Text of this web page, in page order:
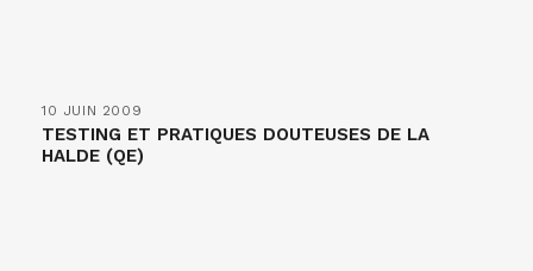
10 JUIN 2009
TESTING ET PRATIQUES DOUTEUSES DE LA
HALDE (QE)